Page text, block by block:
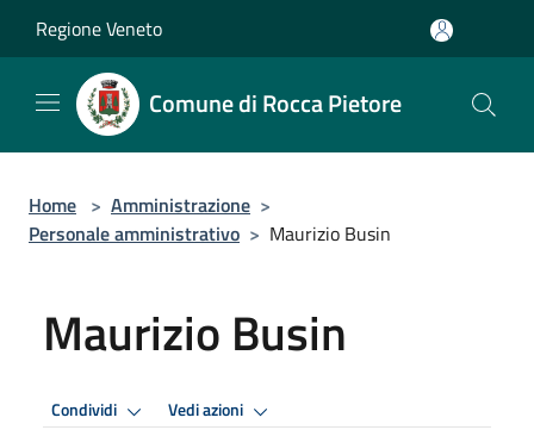
Regione Veneto
Comune di Rocca Pietore
Home > Amministrazione >
Personale amministrativo > Maurizio Busin
Maurizio Busin
Condividi Vedi azioni